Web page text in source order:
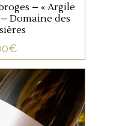
à
sur des
fromages.
– « Argile
Domaine des
€